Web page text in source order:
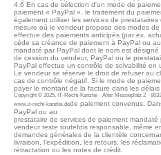
4.6 En cas de sélection d'un mode de
paiement « PayPal », le traitement du
également utiliser les services de
mesure où le vendeur propose des modes
effectue des paiements anticipés (par ex.
cède sa créance de paiement à PayPal ou
mandaté par PayPal dont le nom est
de cession du vendeur, PayPal ou le
PayPal effectue un contrôle de solvabilité en
Le vendeur se réserve le droit de refuser au
cas de contrôle négatif. Si le mode de
payer le montant de la facture dans les
Copyright © 2025, IT-Recht-Kanzlei · Alter Messeplatz 2 ·
www.it-recht-kanzlei.dede paiement convenus.
PayPal ou au
prestataire de services de paiement
vendeur reste toutefois responsable, même
demandes générales de la clientèle
livraison, l'expédition, les retours, les
rétractation ou les notes de crédit.